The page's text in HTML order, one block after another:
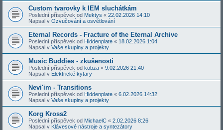
Custom tvarovky k IEM sluchátkám
Poslední příspěvek od Mektys « 22.02.2026 14:10
Napsal v Ozvučování a osvětlování
Eternal Records - Fracture of the Eternal Archive
Poslední příspěvek od Hiddenplate « 18.02.2026 1:04
Napsal v Vaše skupiny a projekty
Music Buddies - zkušenosti
Poslední příspěvek od kobza « 9.02.2026 21:40
Napsal v Elektrické kytary
Nevi'im - Transitions
Poslední příspěvek od Hiddenplate « 6.02.2026 14:32
Napsal v Vaše skupiny a projekty
Korg Kross2
Poslední příspěvek od MichaelC « 2.02.2026 8:26
Napsal v Klávesové nástroje a syntezátory